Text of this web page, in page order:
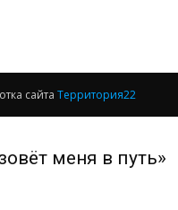
сайта Территория22
меня в путь»